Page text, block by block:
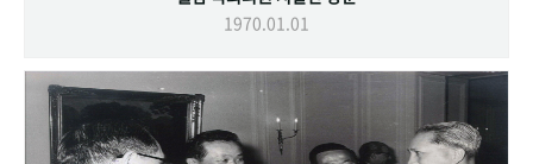
1970.01.01